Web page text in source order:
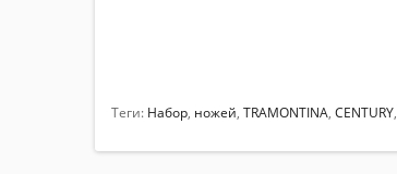
Теги: Набор, ножей, TRAMONTINA, СЕNTURY,